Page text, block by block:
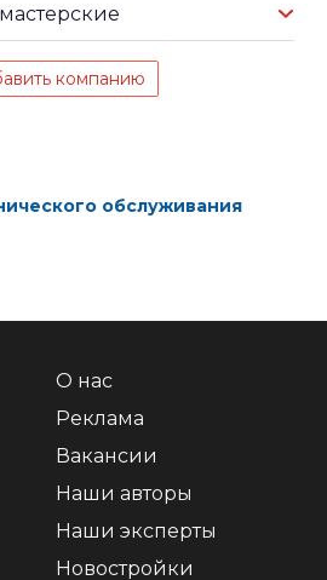
компанию
обслуживания
О нас
Реклама
Вакансии
Наши авторы
Наши эксперты
Новостройки